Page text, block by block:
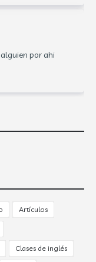
por ahi
Artículos
Clases de inglés